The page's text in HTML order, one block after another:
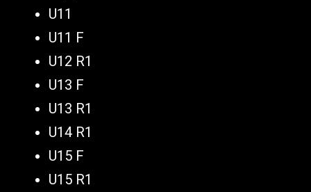
U11
U11 F
U12 R1
U13 F
U13 R1
U14 R1
U15 F
U15 R1